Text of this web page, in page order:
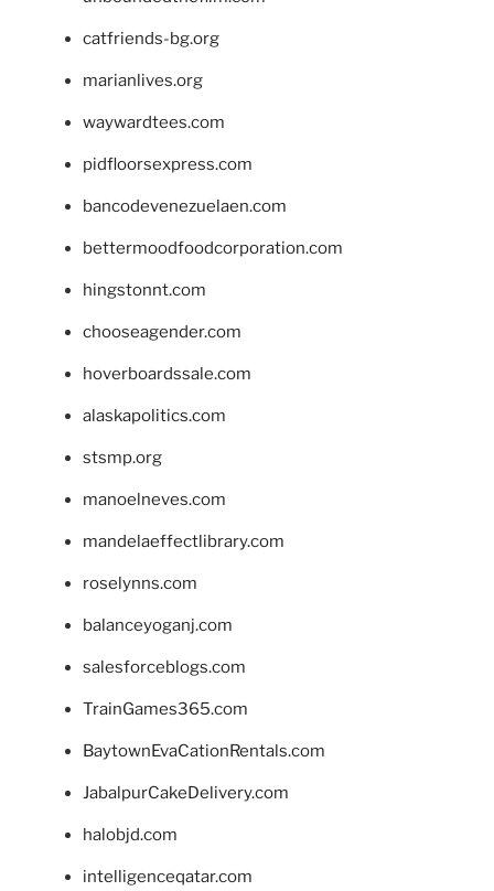
catfriends-bg.org
marianlives.org
waywardtees.com
pidfloorsexpress.com
bancodevenezuelaen.com
bettermoodfoodcorporation.com
hingstonnt.com
chooseagender.com
hoverboardssale.com
alaskapolitics.com
stsmp.org
manoelneves.com
mandelaeffectlibrary.com
roselynns.com
balanceyoganj.com
salesforceblogs.com
TrainGames365.com
BaytownEvaCationRentals.com
JabalpurCakeDelivery.com
halobjd.com
intelligenceqatar.com